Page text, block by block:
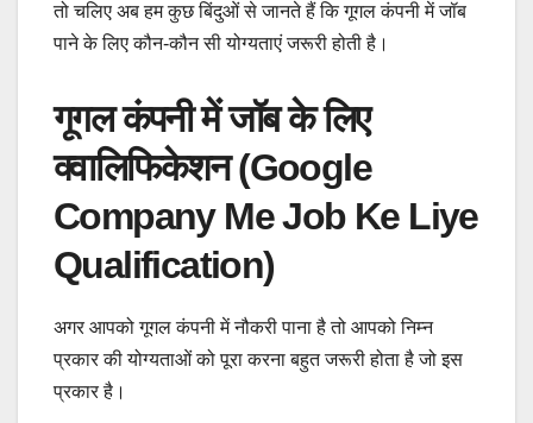
तो चलिए अब हम कुछ बिंदुओं से जानते हैं कि गूगल कंपनी में जॉब
पाने के लिए कौन-कौन सी योग्यताएं जरूरी होती है।
गूगल कंपनी में जॉब के लिए
क्वालिफिकेशन (Google
Company Me Job Ke Liye
Qualification)
अगर आपको गूगल कंपनी में नौकरी पाना है तो आपको निम्न
प्रकार की योग्यताओं को पूरा करना बहुत जरूरी होता है जो इस
प्रकार है।